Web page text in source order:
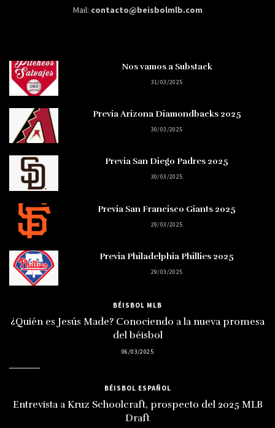
Mail: contacto@beisbolmlb.com
Nos vamos a Substack
31/03/2025
Previa Arizona Diamondbacks 2025
30/03/2025
Previa San Diego Padres 2025
30/03/2025
Previa San Francisco Giants 2025
29/03/2025
Previa Philadelphia Phillies 2025
29/03/2025
BÉISBOL MLB
¿Quién es Jesús Made? Conociendo a la nueva promesa
del béisbol
06/03/2025
BÉISBOL ESPAÑOL
Entrevista a Kruz Schoolcraft, prospecto del 2025 MLB
Draft